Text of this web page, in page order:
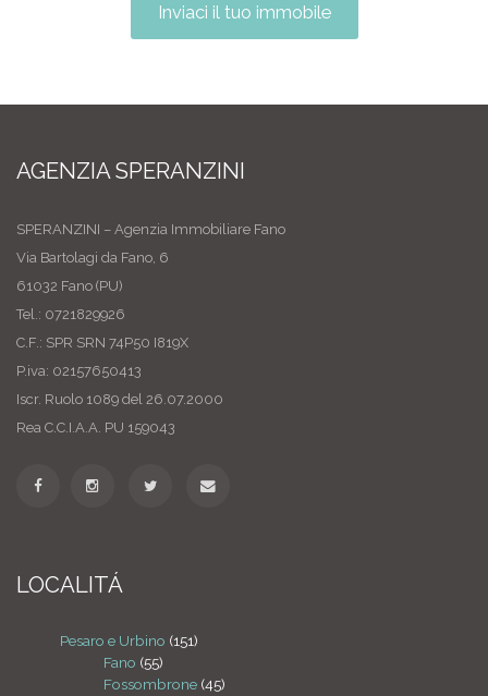
Inviaci il tuo immobile
AGENZIA SPERANZINI
SPERANZINI – Agenzia Immobiliare Fano
Via Bartolagi da Fano, 6
61032 Fano (PU)
Tel.: 0721829926
C.F.: SPR SRN 74P50 I819X
P.iva: 02157650413
Iscr. Ruolo 1089 del 26.07.2000
Rea C.C.I.A.A. PU 159043
LOCALITÁ
Pesaro e Urbino (151)
Fano (55)
Fossombrone (45)